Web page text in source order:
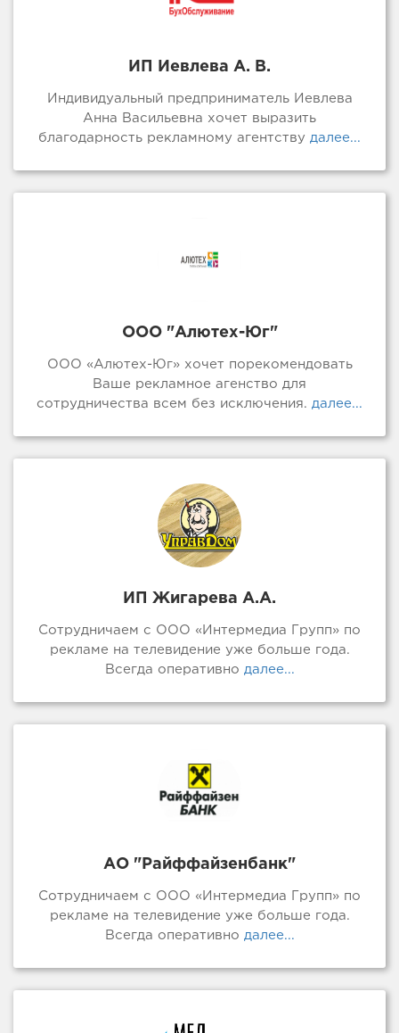
ИП Иевлева А. В.
Индивидуальный предприниматель Иевлева
Анна Васильевна хочет выразить
благодарность рекламному агентству далее...
ООО "Алютех-Юг"
ООО «Алютех-Юг» хочет порекомендовать
Ваше рекламное агенство для
сотрудничества всем без исключения. далее...
ИП Жигарева А.А.
Сотрудничаем с ООО «Интермедиа Групп» по
рекламе на телевидение уже больше года.
Всегда оперативно далее...
АО "Райффайзенбанк"
Сотрудничаем с ООО «Интермедиа Групп» по
рекламе на телевидение уже больше года.
Всегда оперативно далее...